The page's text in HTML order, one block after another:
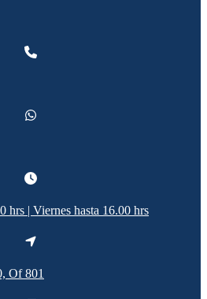
hrs | Viernes hasta 16.00 hrs
Of 801